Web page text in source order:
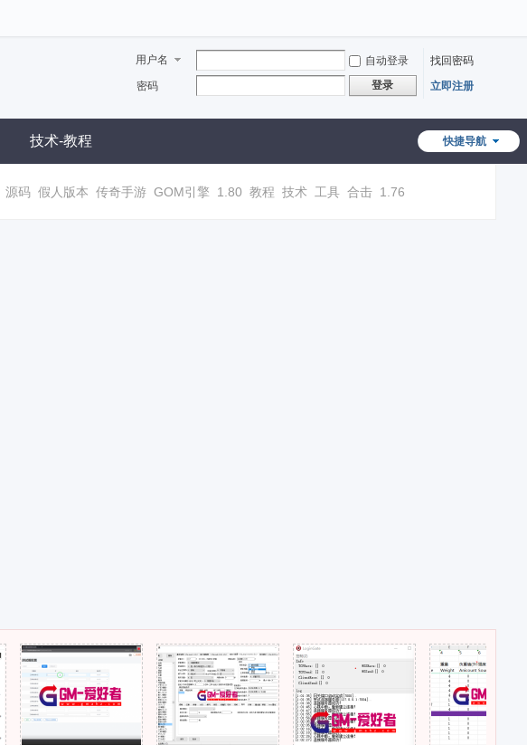
用户名 自动登录
找回密码
密码
登录 立即注册
快捷导航
技术-教程
源码 假人版本 传奇手游 GOM引擎 1.80 教程 技术 工具 合击 1.76